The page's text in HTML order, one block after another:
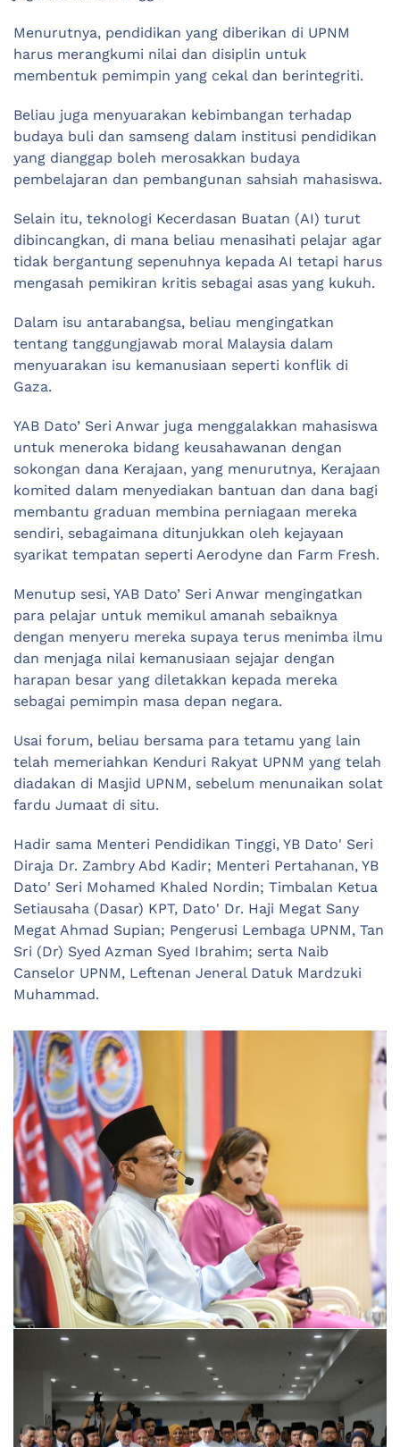
Menurutnya, pendidikan yang diberikan di UPNM
harus merangkumi nilai dan disiplin untuk
membentuk pemimpin yang cekal dan berintegriti.
Beliau juga menyuarakan kebimbangan terhadap
budaya buli dan samseng dalam institusi pendidikan
yang dianggap boleh merosakkan budaya
pembelajaran dan pembangunan sahsiah mahasiswa.
Selain itu, teknologi Kecerdasan Buatan (AI) turut
dibincangkan, di mana beliau menasihati pelajar agar
tidak bergantung sepenuhnya kepada AI tetapi harus
mengasah pemikiran kritis sebagai asas yang kukuh.
Dalam isu antarabangsa, beliau mengingatkan
tentang tanggungjawab moral Malaysia dalam
menyuarakan isu kemanusiaan seperti konflik di
Gaza.
YAB Dato’ Seri Anwar juga menggalakkan mahasiswa
untuk meneroka bidang keusahawanan dengan
sokongan dana Kerajaan, yang menurutnya, Kerajaan
komited dalam menyediakan bantuan dan dana bagi
membantu graduan membina perniagaan mereka
sendiri, sebagaimana ditunjukkan oleh kejayaan
syarikat tempatan seperti Aerodyne dan Farm Fresh.
Menutup sesi, YAB Dato’ Seri Anwar mengingatkan
para pelajar untuk memikul amanah sebaiknya
dengan menyeru mereka supaya terus menimba ilmu
dan menjaga nilai kemanusiaan sejajar dengan
harapan besar yang diletakkan kepada mereka
sebagai pemimpin masa depan negara.
Usai forum, beliau bersama para tetamu yang lain
telah memeriahkan Kenduri Rakyat UPNM yang telah
diadakan di Masjid UPNM, sebelum menunaikan solat
fardu Jumaat di situ.
Hadir sama Menteri Pendidikan Tinggi, YB Dato' Seri
Diraja Dr. Zambry Abd Kadir; Menteri Pertahanan, YB
Dato' Seri Mohamed Khaled Nordin; Timbalan Ketua
Setiausaha (Dasar) KPT, Dato' Dr. Haji Megat Sany
Megat Ahmad Supian; Pengerusi Lembaga UPNM, Tan
Sri (Dr) Syed Azman Syed Ibrahim; serta Naib
Canselor UPNM, Leftenan Jeneral Datuk Mardzuki
Muhammad.